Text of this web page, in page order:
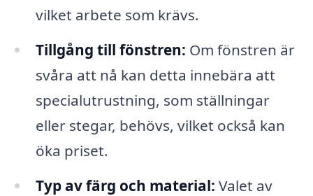
vilket arbete som krävs.
Tillgång till fönstren: Om fönstren är
svåra att nå kan detta innebära att
specialutrustning, som ställningar
eller stegar, behövs, vilket också kan
öka priset.
Typ av färg och material: Valet av